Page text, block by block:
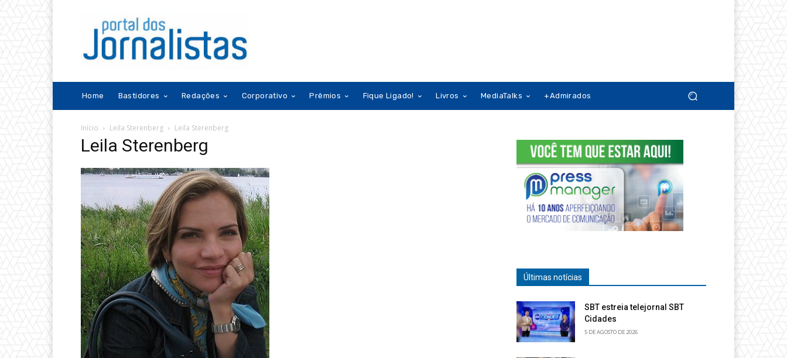
Home Bastidores Redações Corporativo Prêmios Fique Ligado! Livros MediaTalks +Admirados
Início Leila Sterenberg Leila Sterenberg
Leila Sterenberg
Últimas notícias
SBT estreia telejornal SBT
Cidades
5 DE AGOSTO DE 2026